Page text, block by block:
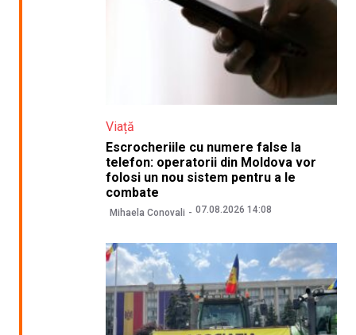
Viață
Escrocheriile cu numere false la
telefon: operatorii din Moldova vor
folosi un nou sistem pentru a le
combate
Mihaela Conovali 07.08.2026 14:08